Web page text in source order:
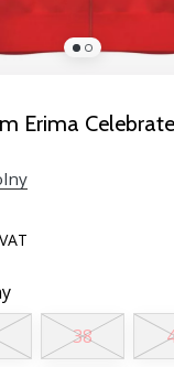
Erima
38